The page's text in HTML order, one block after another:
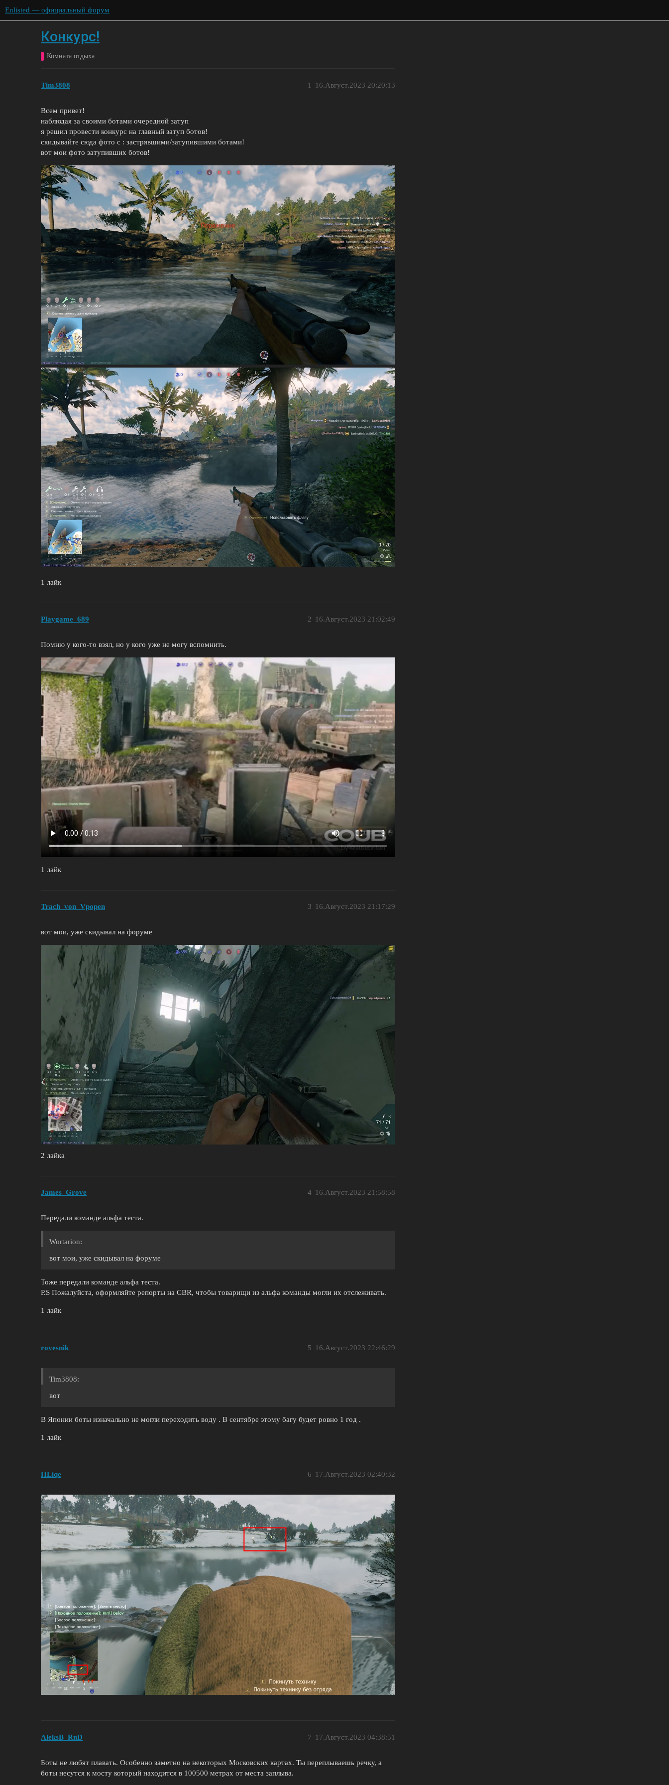
Enlisted — официальный форум
Конкурс!
Комната отдыха
Tim3808 16.Август.2023 20:20:13
1
Всем привет!
наблюдая за своими ботами очередной затуп
я решил провести конкурс на главный затуп ботов!
скидывайте сюда фото с : застрявшими/затупившими ботами!
вот мои фото затупивших ботов!
1 лайк
Playgame_689 16.Август.2023 21:02:49
2
Помню у кого-то взял, но у кого уже не могу вспомнить.
1 лайк
Trach_von_Vpopen 16.Август.2023 21:17:29
3
вот мои, уже скидывал на форуме
2 лайка
James_Grove 16.Август.2023 21:58:58
4
Передали команде альфа теста.
Wortarion:
вот мои, уже скидывал на форуме
Тоже передали команде альфа теста.
P.S Пожалуйста, оформляйте репорты на CBR, чтобы товарищи из альфа команды могли их отслеживать.
1 лайк
rovesnik 16.Август.2023 22:46:29
5
Tim3808:
вот
В Японии боты изначально не могли переходить воду . В сентябре этому багу будет ровно 1 год .
1 лайк
HLiqe 17.Август.2023 02:40:32
6
AleksB_RnD 17.Август.2023 04:38:51
7
Боты не любят плавать. Особенно заметно на некоторых Московских картах. Ты переплываешь речку, а
боты несутся к мосту который находится в 100500 метрах от места заплыва.